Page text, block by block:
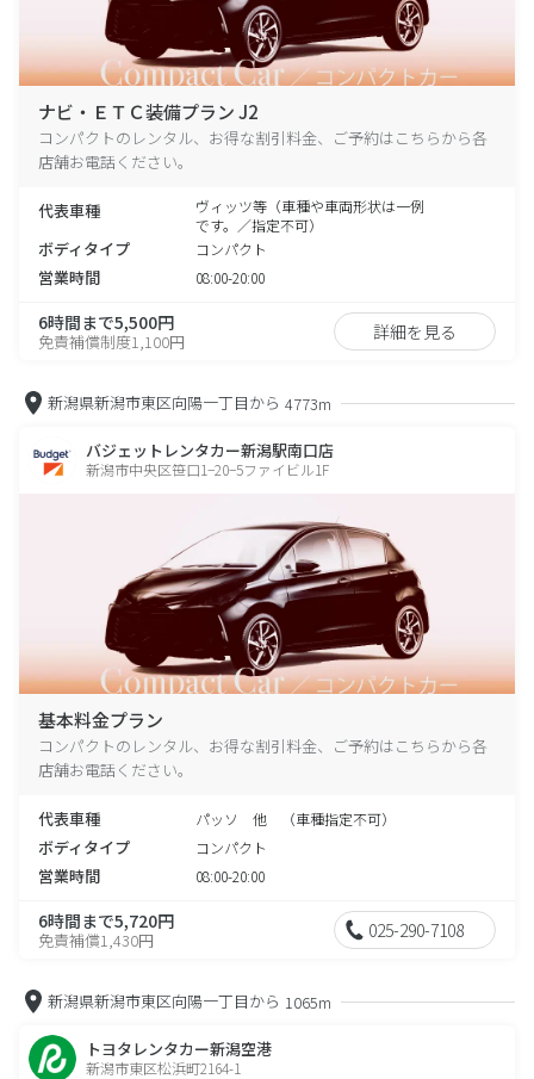
ナビ・ＥＴＣ装備プラン J2
コンパクトのレンタル、お得な割引料金、ご予約はこちらから各
店舗お電話ください。
代表車種
ヴィッツ等（車種や車両形状は一例
です。／指定不可）
ボディタイプ コンパクト
営業時間 08:00-20:00
6時間まで5,500円
免責補償制度1,100円 詳細を見る
新潟県新潟市東区向陽一丁目から 4773m
バジェットレンタカー新潟駅南口店
新潟市中央区笹口1−20−5ファイビル1F
基本料金プラン
コンパクトのレンタル、お得な割引料金、ご予約はこちらから各
店舗お電話ください。
代表車種 パッソ 他 （車種指定不可）
ボディタイプ コンパクト
営業時間 08:00-20:00
6時間まで5,720円
免責補償1,430円 025-290-7108
新潟県新潟市東区向陽一丁目から 1065m
トヨタレンタカー新潟空港
新潟市東区松浜町2164-1